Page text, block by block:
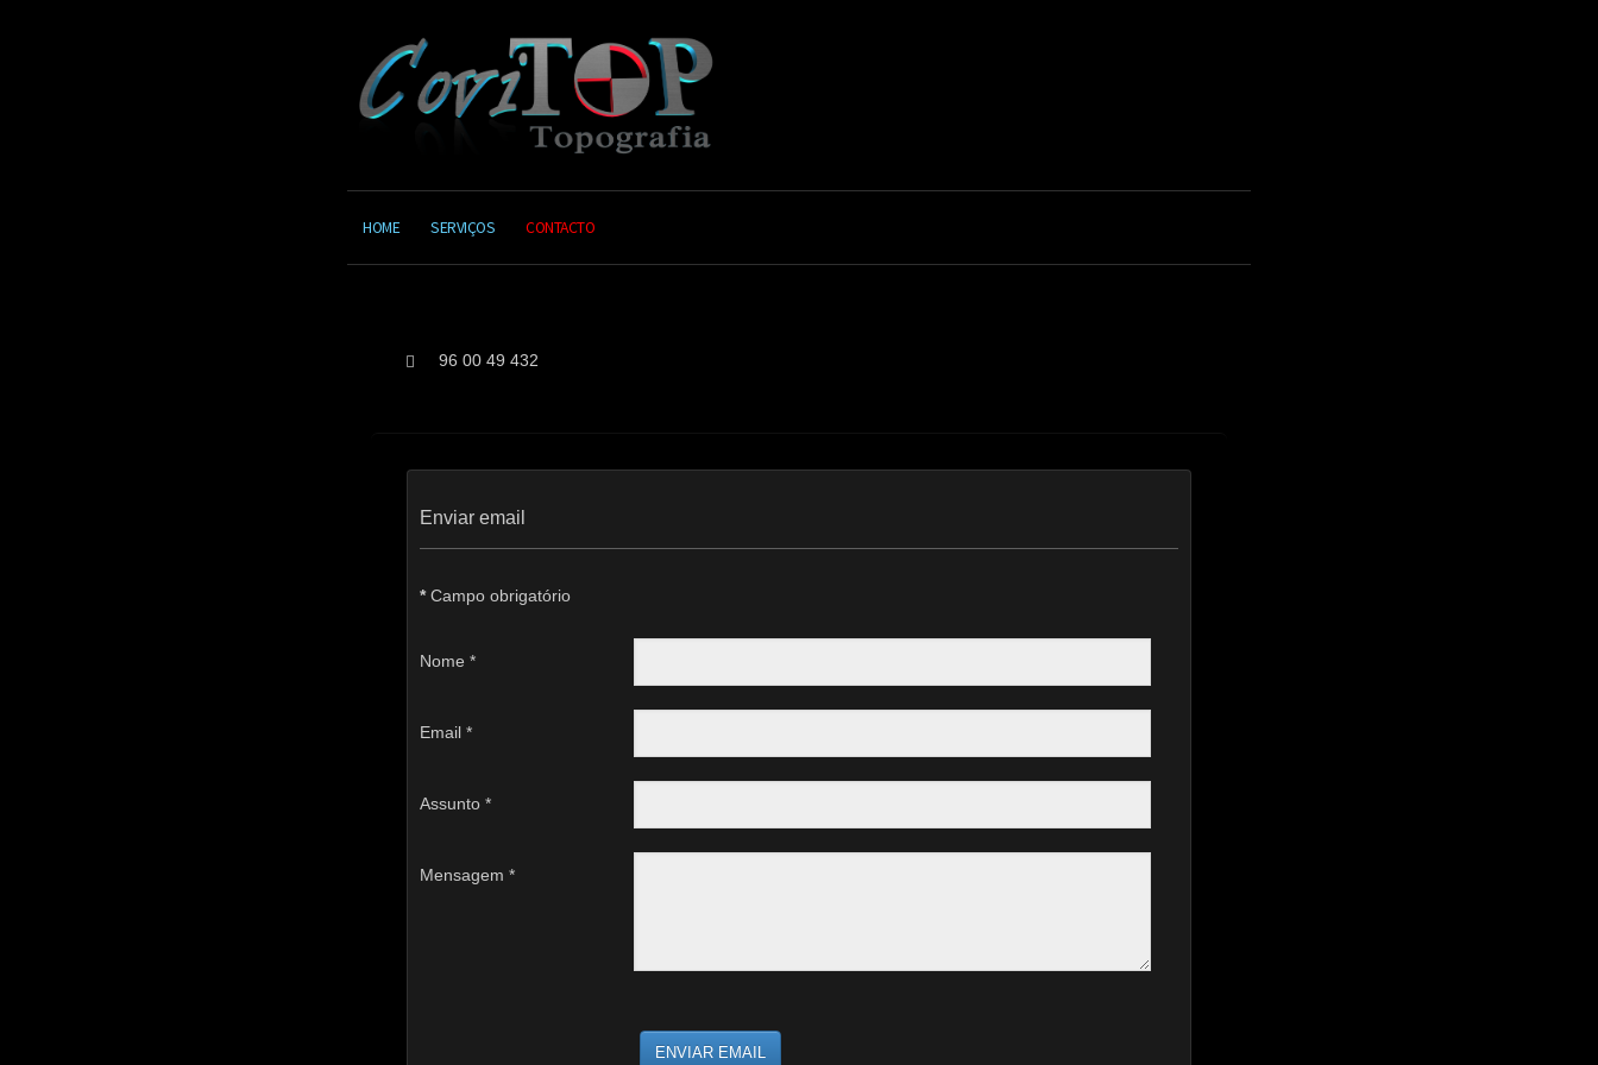
HOME SERVIÇOS CONTACTO
96 00 49 432
Enviar email
*Campo obrigatório
Nome *
Email *
Assunto *
Mensagem *
ENVIAR EMAIL